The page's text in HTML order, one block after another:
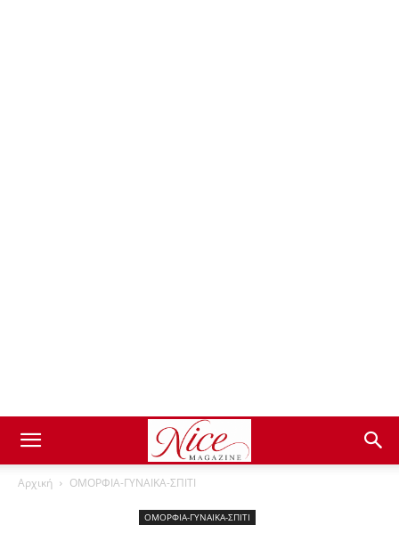
Αρχική ΟΜΟΡΦΙΑ-ΓΥΝΑΙΚΑ-ΣΠΙΤΙ
ΟΜΟΡΦΙΑ-ΓΥΝΑΙΚΑ-ΣΠΙΤΙ